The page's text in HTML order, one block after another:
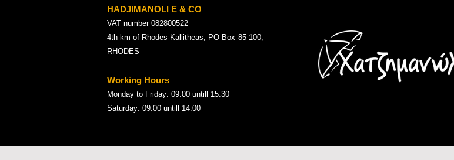
HADJIMANOLI E & CO
VAT number 082800522
4th km of Rhodes-Kallitheas, PO Box 85 100,
RHODES
Working Hours
Monday to Friday: 09:00 untill 15:30
Saturday: 09:00 untill 14:00